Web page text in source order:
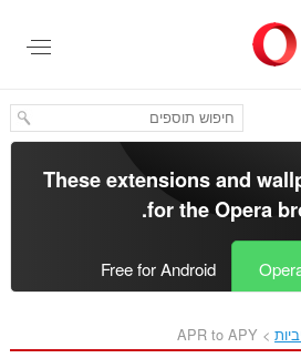
These extensions and
for theOpera
.
Free for Android
APR to APY‎